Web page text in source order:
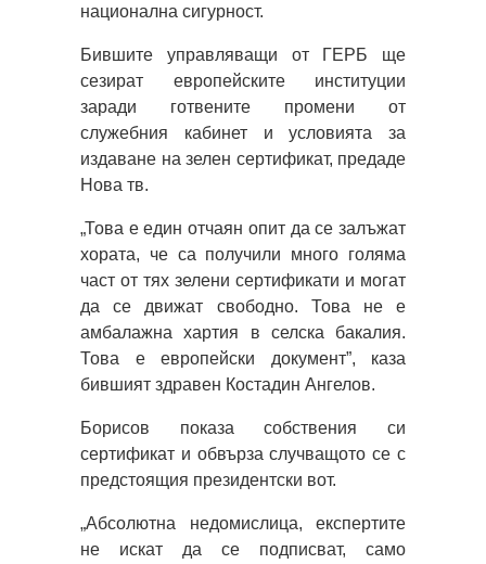
национална сигурност.
Бившите управляващи от ГЕРБ ще
сезират европейските институции
заради готвените промени от
служебния кабинет и условията за
издаване на зелен сертификат, предаде
Нова тв.
„Това е един отчаян опит да се залъжат
хората, че са получили много голяма
част от тях зелени сертификати и могат
да се движат свободно. Това не е
амбалажна хартия в селска бакалия.
Това е европейски документ”, каза
бившият здравен Костадин Ангелов.
Борисов показа собствения си
сертификат и обвърза случващото се с
предстоящия президентски вот.
„Абсолютна недомислица, експертите
не искат да се подписват, само